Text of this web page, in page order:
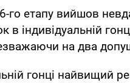
го етапу вийшов
індивідуальній
на два
гонці найвищий